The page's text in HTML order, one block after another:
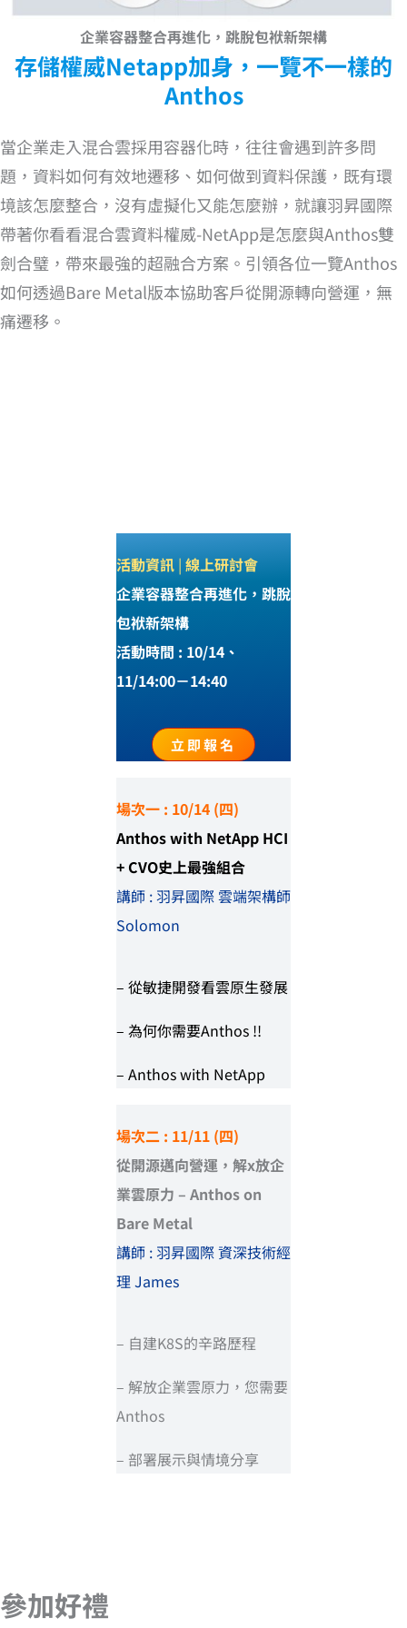
企業容器整合再進化，跳脫包袱新架構
存儲權威Netapp加身，一覽不一樣的
Anthos
當企業走入混合雲採用容器化時，往往會遇到許多問
題，資料如何有效地遷移、如何做到資料保護，既有環
境該怎麼整合，沒有虛擬化又能怎麼辦，就讓羽昇國際
帶著你看看混合雲資料權威-NetApp是怎麼與Anthos雙
劍合璧，帶來最強的超融合方案。引領各位一覽Anthos
如何透過Bare Metal版本協助客戶從開源轉向營運，無
痛遷移。
活動資訊 | 線上研討會
企業容器整合再進化，跳脫
包袱新架構
活動時間 : 10/14、
11/14:00－14:40
立即報名
場次一 : 10/14 (四)
Anthos with NetApp HCI
+ CVO史上最強組合
講師 : 羽昇國際 雲端架構師
Solomon
– 從敏捷開發看雲原生發展
– 為何你需要Anthos !!
– Anthos with NetApp
場次二 : 11/11 (四)
從開源邁向營運，解x放企
業雲原力 – Anthos on
Bare Metal
講師 : 羽昇國際 資深技術經
理 James
– 自建K8S的辛路歷程
– 解放企業雲原力，您需要
Anthos
– 部署展示與情境分享
參加好禮